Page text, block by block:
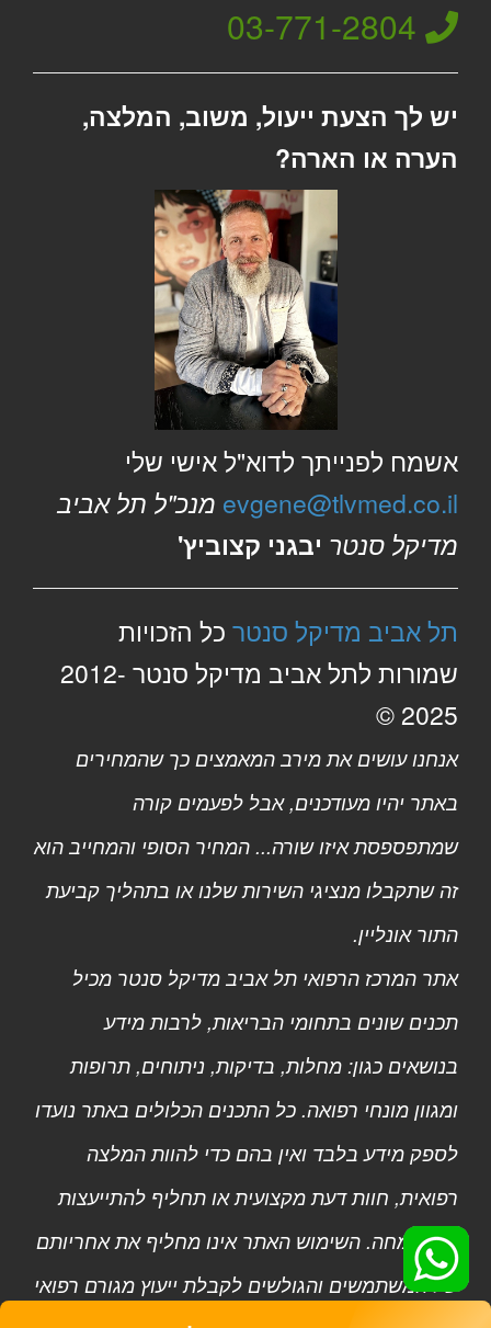
03-771-2804
יש לך הצעת ייעול, משוב, המלצה,
הערה או הארה?
אשמח לפנייתך לדוא"ל אישי שלי
evgene@tlvmed.co.il מנכ"ל תל אביב
מדיקל סנטר יבגני קצוביץ'
תל אביב מדיקל סנטר כל הזכויות
שמורות לתל אביב מדיקל סנטר 2012-
2025 ©
אנחנו עושים את מירב המאמצים כך שהמחירים
באתר יהיו מעודכנים, אבל לפעמים קורה
שמתפספסת איזו שורה... המחיר הסופי והמחייב הוא
זה שתקבלו מנציגי השירות שלנו או בתהליך קביעת
התור אונליין.
אתר המרכז הרפואי תל אביב מדיקל סנטר מכיל
תכנים שונים בתחומי הבריאות, לרבות מידע
בנושאים כגון: מחלות, בדיקות, ניתוחים, תרופות
ומגוון מונחי רפואה. כל התכנים הכלולים באתר נועדו
לספק מידע בלבד ואין בהם כדי להוות המלצה
רפואית, חוות דעת מקצועית או תחליף להתייעצות
עם מומחה. השימוש האתר אינו מחליף את אחריותם
של המשתמשים והגולשים לקבלת ייעוץ מגורם רפואי